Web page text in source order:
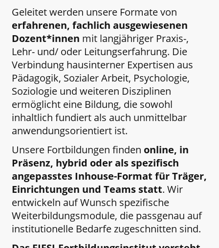
Geleitet werden unsere Formate von
erfahrenen, fachlich ausgewiesenen
Dozent*innen mit langjähriger Praxis-,
Lehr- und/ oder Leitungserfahrung. Die
Verbindung hausinterner Expertisen aus
Pädagogik, Sozialer Arbeit, Psychologie,
Soziologie und weiteren Disziplinen
ermöglicht eine Bildung, die sowohl
inhaltlich fundiert als auch unmittelbar
anwendungsorientiert ist.
Unsere Fortbildungen finden online, in
Präsenz, hybrid oder als spezifisch
angepasstes Inhouse-Format für Träger,
Einrichtungen und Teams statt. Wir
entwickeln auf Wunsch spezifische
Weiterbildungsmodule, die passgenau auf
institutionelle Bedarfe zugeschnitten sind.